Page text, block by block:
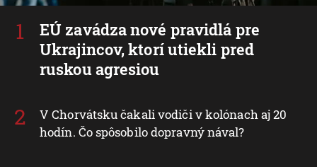
EÚ zavádza nové pravidlá pre
Ukrajincov, ktorí utiekli pred
ruskou agresiou
V Chorvátsku čakali vodiči v kolónach aj 20
hodín. Čo spôsobilo dopravný nával?